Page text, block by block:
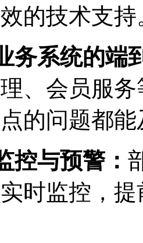
的技术支持
系统的端到
理、会员
的问题都
与预警：
监控，